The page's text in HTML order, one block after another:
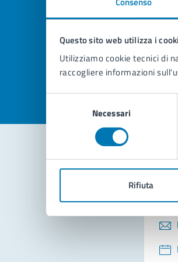
Questo sito web utilizza i
Utilizziamo cookie tecnici di
raccogliere informazioni
consenso
Necessari
Rifiuta